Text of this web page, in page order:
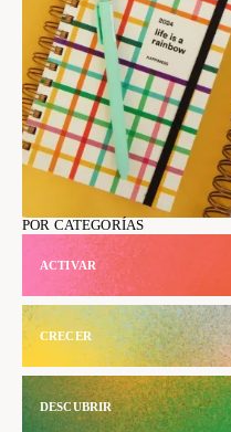
POR CATEGORÍAS
ACTIVAR
CRECER
DESCUBRIR